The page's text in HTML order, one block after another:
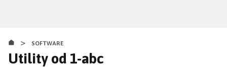
obsahu
> SOFTWARE
Utility od 1-abc